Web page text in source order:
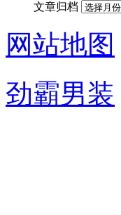
文章归档
网站地图
劲霸男装